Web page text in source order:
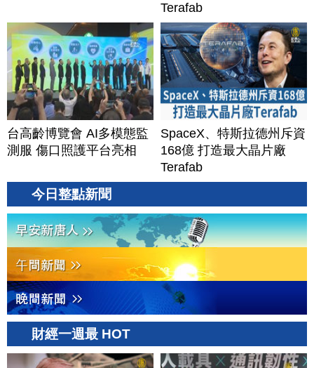
Terafab
台高齡博覽會 AI多模態監
測服 傷口照護平台亮相
SpaceX、特斯拉德州斥資
168億 打造最大晶片廠
Terafab
今日整點新聞
財經一週最 HOT